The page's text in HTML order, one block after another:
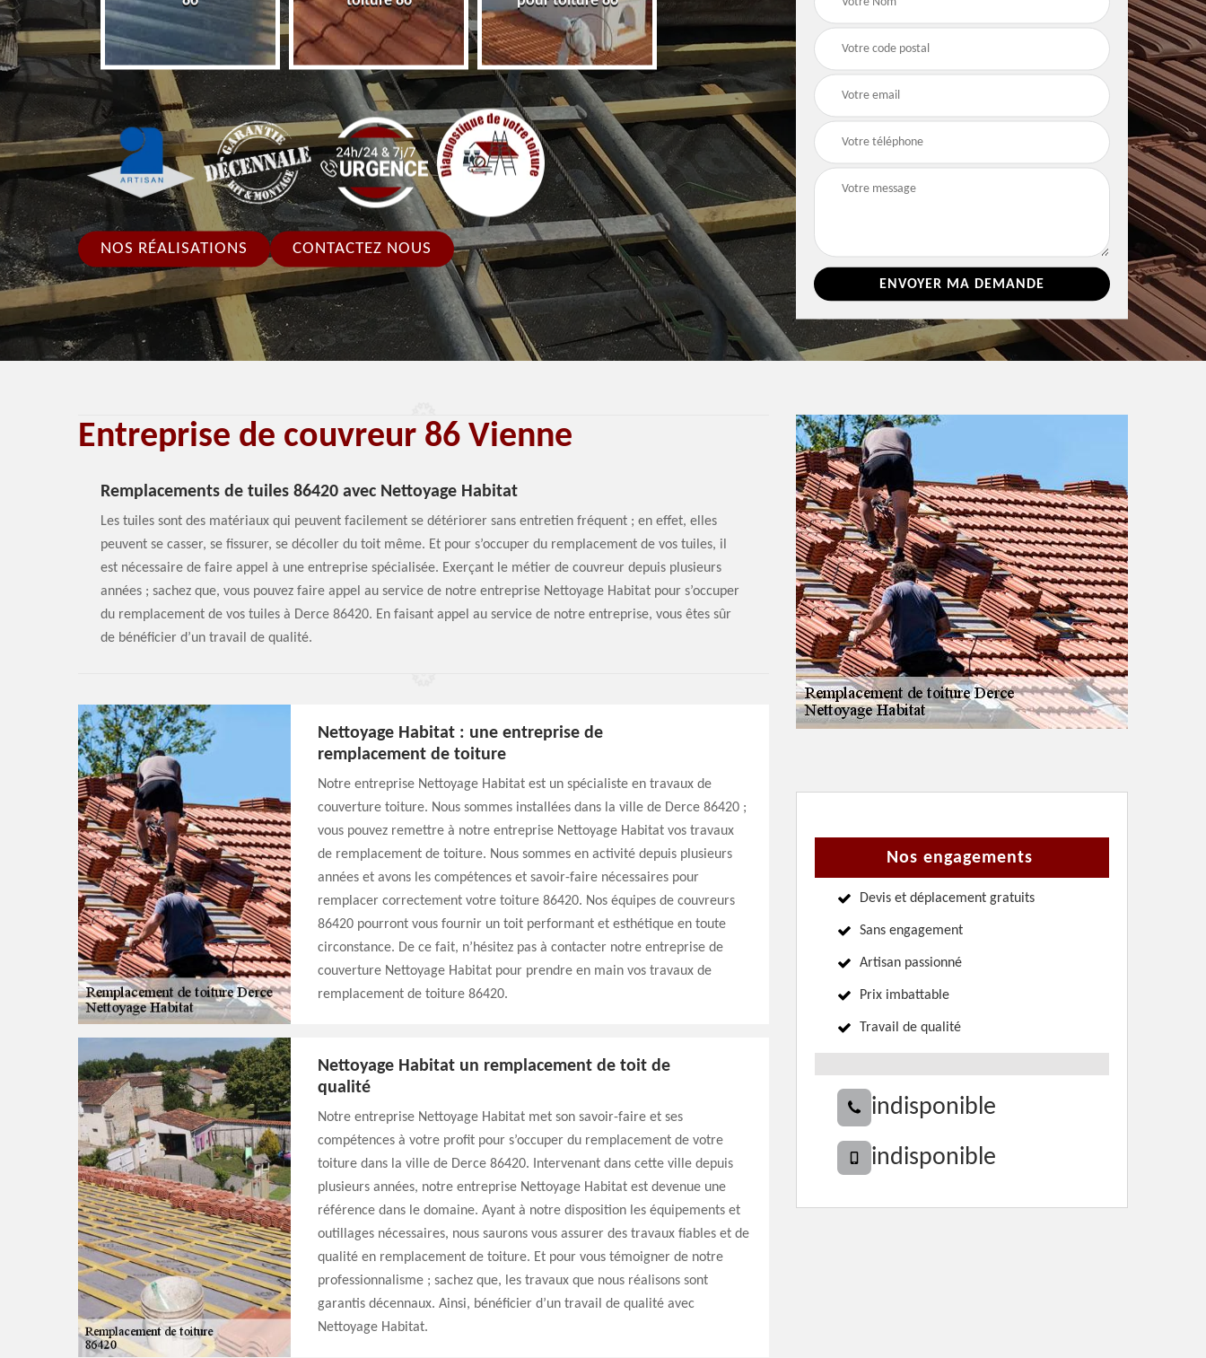
NOS RÉALISATIONS CONTACTEZ NOUS
Entreprise de couvreur 86 Vienne
Remplacements de tuiles 86420 avec Nettoyage Habitat
Les tuiles sont des matériaux qui peuvent facilement se détériorer sans entretien fréquent ; en effet, elles
peuvent se casser, se fissurer, se décoller du toit même. Et pour s’occuper du remplacement de vos tuiles, il
est nécessaire de faire appel à une entreprise spécialisée. Exerçant le métier de couvreur depuis plusieurs
années ; sachez que, vous pouvez faire appel au service de notre entreprise Nettoyage Habitat pour s’occuper
du remplacement de vos tuiles à Derce 86420. En faisant appel au service de notre entreprise, vous êtes sûr
de bénéficier d’un travail de qualité.
Nettoyage Habitat : une entreprise de
remplacement de toiture
Notre entreprise Nettoyage Habitat est un spécialiste en travaux de
couverture toiture. Nous sommes installées dans la ville de Derce 86420 ;
vous pouvez remettre à notre entreprise Nettoyage Habitat vos travaux
de remplacement de toiture. Nous sommes en activité depuis plusieurs
années et avons les compétences et savoir-faire nécessaires pour
remplacer correctement votre toiture 86420. Nos équipes de couvreurs
86420 pourront vous fournir un toit performant et esthétique en toute
circonstance. De ce fait, n’hésitez pas à contacter notre entreprise de
couverture Nettoyage Habitat pour prendre en main vos travaux de
remplacement de toiture 86420.
Nettoyage Habitat un remplacement de toit de
qualité
Notre entreprise Nettoyage Habitat met son savoir-faire et ses
compétences à votre profit pour s’occuper du remplacement de votre
toiture dans la ville de Derce 86420. Intervenant dans cette ville depuis
plusieurs années, notre entreprise Nettoyage Habitat est devenue une
référence dans le domaine. Ayant à notre disposition les équipements et
outillages nécessaires, nous saurons vous assurer des travaux fiables et de
qualité en remplacement de toiture. Et pour vous témoigner de notre
professionnalisme ; sachez que, les travaux que nous réalisons sont
garantis décennaux. Ainsi, bénéficier d’un travail de qualité avec
Nettoyage Habitat.
Nos engagements
Devis et déplacement gratuits
Sans engagement
Artisan passionné
Prix imbattable
Travail de qualité
indisponible
indisponible